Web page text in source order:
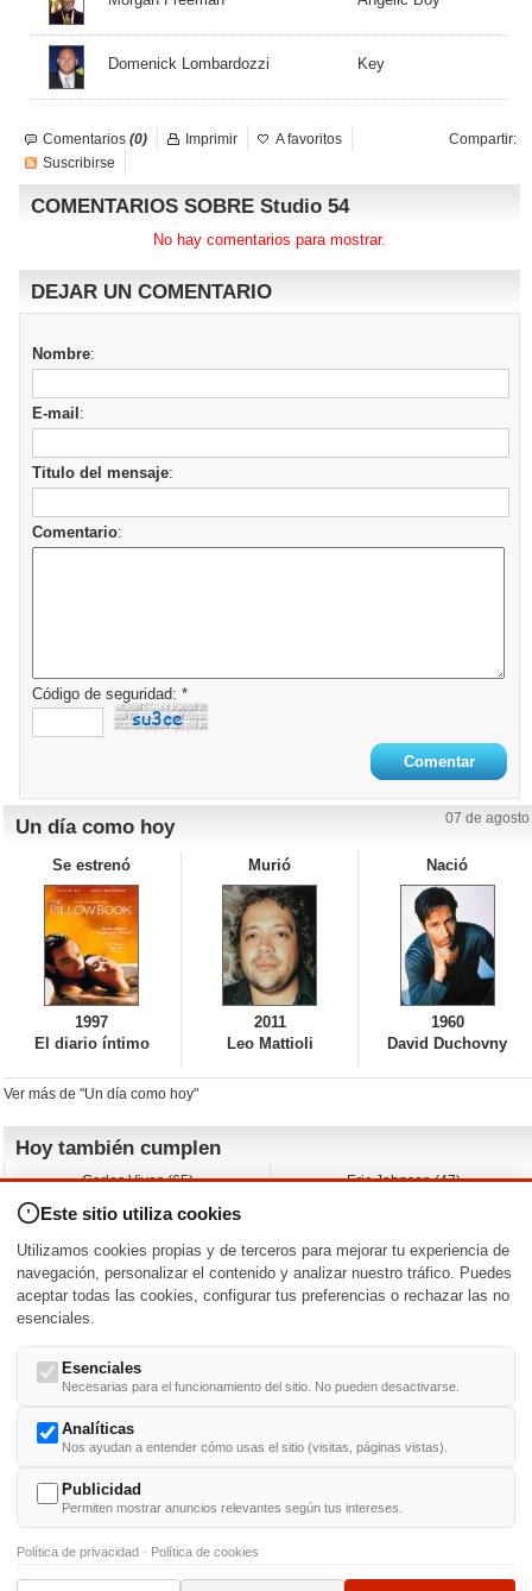
Domenick Lombardozzi Key
Comentarios (0) Compartir:
Imprimir
A favoritos
Suscribirse
COMENTARIOS SOBRE Studio 54
No hay comentarios para mostrar.
DEJAR UN COMENTARIO
Nombre:
E-mail :
Titulo del mensaje:
Comentario:
Código de seguridad: *
Un día como hoy 07 de agosto
Se estrenó
1997
El diario íntimo
Murió
2011
Leo Mattioli
Nació
1960
David Duchovny
Ver más de "Un día como hoy"
Hoy también cumplen
Carlos Vives (65)
Nicholas Ray (-)
Charlize Theron (51)
Maggie Wheeler (65)
Eric Johnson (47)
Wayne Knight (71)
Michael Shannon (52)
Nacimientos y estrenos en la fecha
DD/MM /
-U- V- W- X - -
Este sitio utiliza cookies
Utilizamos cookies propias y de terceros para mejorar tu experiencia de
navegación, personalizar el contenido y analizar nuestro tráfico. Puedes
aceptar todas las cookies, configurar tus preferencias o rechazar las no
esenciales.
Esenciales
Necesarias para el funcionamiento del sitio. No pueden desactivarse.
Analíticas
Nos ayudan a entender cómo usas el sitio (visitas, páginas vistas).
Publicidad
Permiten mostrar anuncios relevantes según tus intereses.
Política de privacidad · Política de cookies